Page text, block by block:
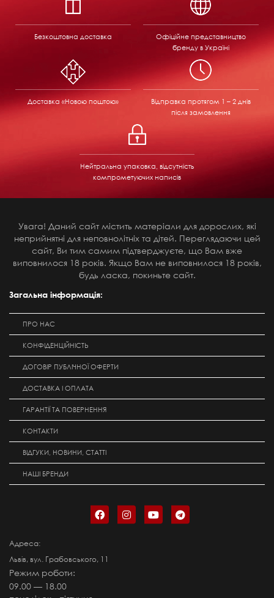
Безкоштовна доставка
Офіційне представництво
бренду в Україні
Доставка «Новою поштою» Відправка протягом 1 – 2 днів
після замовлення
Нейтральна упаковка, відсутність
компрометуючих написів
Увага! Даний сайт містить матеріали для дорослих, які
неприйнятні для неповнолітніх та дітей. Переглядаючи цей
сайт, Ви тим самим підтверджуєте, що Вам вже
виповнилося 18 років. Якщо Вам не виповнилося 18 років,
будь ласка, покиньте сайт.
Загальна інформація:
ПРО НАС
КОНФІДЕНЦІЙНІСТЬ
ДОГОВІР ПУБЛІЧНОЇ ОФЕРТИ
ДОСТАВКА І ОПЛАТА
ГАРАНТІЇ ТА ПОВЕРНЕННЯ
КОНТАКТИ
ВІДГУКИ, НОВИНИ, СТАТТІ
НАШІ БРЕНДИ
Адреса:
Львів, вул. Грабовського, 11
Режим роботи:
09.00 — 18.00